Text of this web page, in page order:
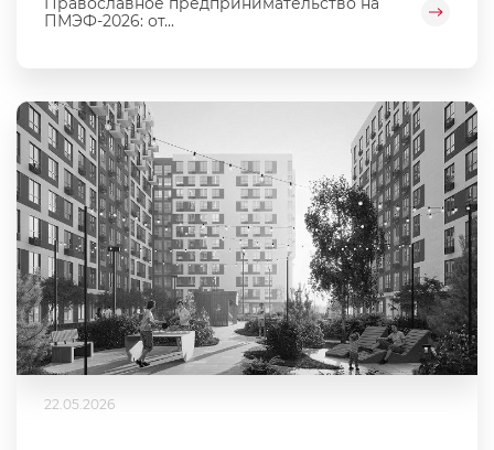
ПМЭФ-2026: от...
22.05.2026